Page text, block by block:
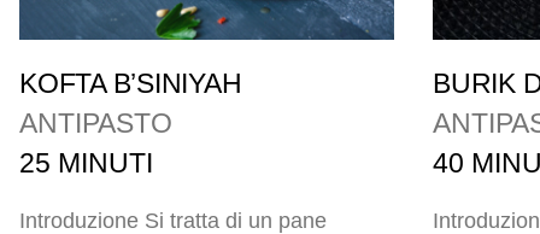
KOFTA B’SINIYAH
ANTIPASTO
25 MINUTI
Introduzione Si tratta di un pane
BURIK
40